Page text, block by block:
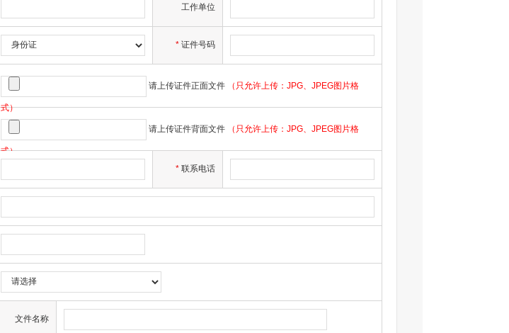
工作单位
* 证件号码
请上传证件正面文件 （只允许上传：JPG、JPEG图片格
式）
请上传证件背面文件 （只允许上传：JPG、JPEG图片格
式）
* 联系电话
文件名称